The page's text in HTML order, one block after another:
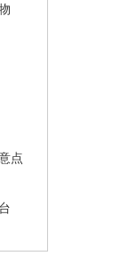
点